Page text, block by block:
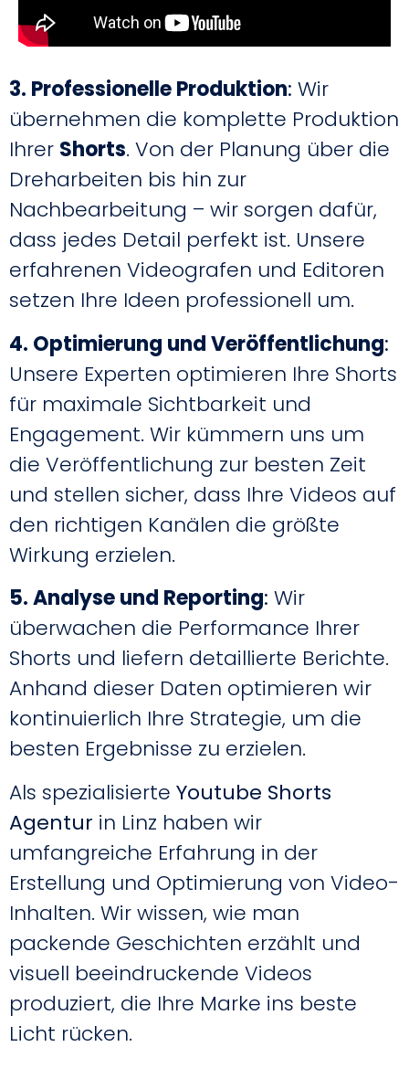
3. Professionelle Produktion: Wir
übernehmen die komplette Produktion
Ihrer Shorts. Von der Planung über die
Dreharbeiten bis hin zur
Nachbearbeitung – wir sorgen dafür,
dass jedes Detail perfekt ist. Unsere
erfahrenen Videografen und Editoren
setzen Ihre Ideen professionell um.
4. Optimierung und Veröffentlichung:
Unsere Experten optimieren Ihre Shorts
für maximale Sichtbarkeit und
Engagement. Wir kümmern uns um
die Veröffentlichung zur besten Zeit
und stellen sicher, dass Ihre Videos auf
den richtigen Kanälen die größte
Wirkung erzielen.
5. Analyse und Reporting: Wir
überwachen die Performance Ihrer
Shorts und liefern detaillierte Berichte.
Anhand dieser Daten optimieren wir
kontinuierlich Ihre Strategie, um die
besten Ergebnisse zu erzielen.
Als spezialisierte Youtube Shorts
Agentur in Linz haben wir
umfangreiche Erfahrung in der
Erstellung und Optimierung von Video-
Inhalten. Wir wissen, wie man
packende Geschichten erzählt und
visuell beeindruckende Videos
produziert, die Ihre Marke ins beste
Licht rücken.